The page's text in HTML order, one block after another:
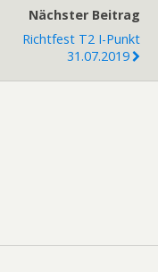
Nächster Beitrag
Richtfest T2 I-Punkt
31.07.2019